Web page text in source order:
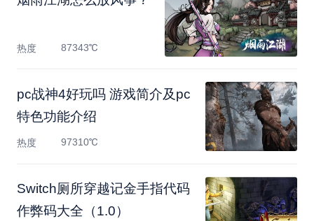
热度 87343℃
pc战神4好玩吗 游戏简介及pc
特色功能介绍
热度 97310℃
Switch厕所穿越记金手指代码
作弊码大全（1.0）